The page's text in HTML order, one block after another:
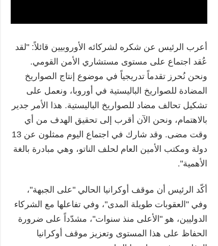
أعرب الرئيس عن شكره لشركائه الأوروبيين قائلاً: "لقد
عُقد اجتماع على مستوى مستشاري الأمن القومي.
ونحن نُحرز تقدماً تدريجياً في موضوع إنتاج الصواريخ
المضادة للصواريخ الباليستية في أوروبا، ونعمل على
تشكيل تحالف مضاد للصواريخ الباليستية. هذا الأمر جدير
بالاهتمام، ونحن الآن أقرب إلى تحقيق الهدف من أي
وقت مضى. وقد شارك في اجتماع اليوم ممثلون عن 13
دولة ومكتب الأمين العام لحلف الناتو، وهي مبادرة بالغة
الأهمية".
أكّد الرئيس أن موقف أوكرانيا الحالي "على الجبهة"،
وفي "العقوبات طويلة المدى"، وفي تفاعلها مع الشركاء
الدوليين، هو "الأعلى منذ سنوات"، مشدّداً على ضرورة
الحفاظ على هذا المستوى وتعزيز موقف أوكرانيا